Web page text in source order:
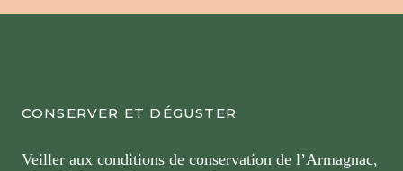
CONSERVER ET DÉGUSTER
Veiller aux conditions de conservation de l’Armagnac,